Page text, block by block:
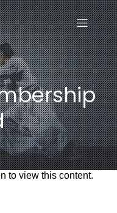
to view this content.